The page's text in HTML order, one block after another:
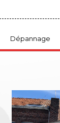
Dépannage